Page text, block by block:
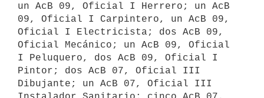
un AcB 09, Oficial I Herrero; un AcB
09, Oficial I Carpintero, un AcB 09,
Oficial I Electricista; dos AcB 09,
Oficial Mecánico; un AcB 09, Oficial
I Peluquero, dos AcB 09, Oficial I
Pintor; dos AcB 07, Oficial III
Dibujante; un AcB 07, Oficial III